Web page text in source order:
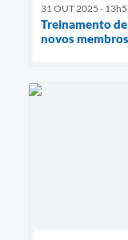
31 OUT 2025 -
Treinamento
novos